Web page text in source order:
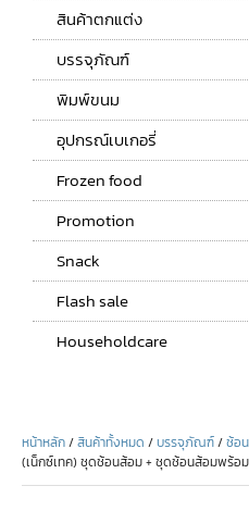
สินค้าตกแต่ง
บรรจุภัณฑ์
พิมพ์ขนม
อุปกรณ์เบเกอรี่
Frozen food
Promotion
Snack
Flash sale
Householdcare
หน้าหลัก/สินค้าทั้งหมด /บรรจุภัณฑ์/ช้อ
(เน็กซ์เทค) ชุดช้อนส้อม + ชุดช้อนส้อมพร้อ